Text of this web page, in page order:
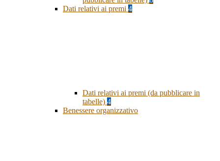
Dati relativi ai premi 4
Dati relativi ai premi (da pubblicare in
tabelle) 4
Benessere organizzativo